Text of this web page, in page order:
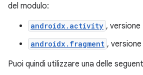
del modulo:
androidx.activity , versione
androidx.fragment ,
Puoi quindi utilizzare una delle